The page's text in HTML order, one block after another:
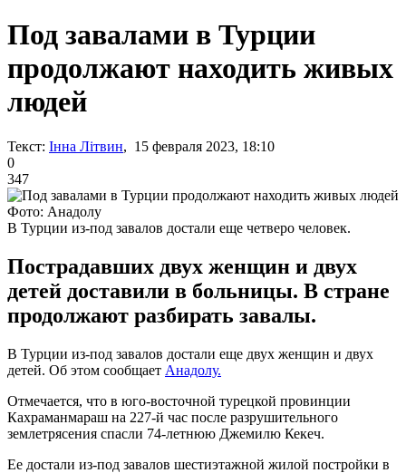
Под завалами в Турции
продолжают находить живых
людей
Текст: Інна Літвин, 15 февраля 2023, 18:10
0
347
Фото: Анадолу
В Турции из-под завалов достали еще четверо человек.
Пострадавших двух женщин и двух
детей доставили в больницы. В стране
продолжают разбирать завалы.
В Турции из-под завалов достали еще двух женщин и двух
детей. Об этом сообщает Анадолу.
Отмечается, что в юго-восточной турецкой провинции
Кахраманмараш на 227-й час после разрушительного
землетрясения спасли 74-летнюю Джемилю Кекеч.
Ее достали из-под завалов шестиэтажной жилой постройки в